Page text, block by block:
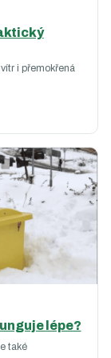
i přemokřená
lépe?
také